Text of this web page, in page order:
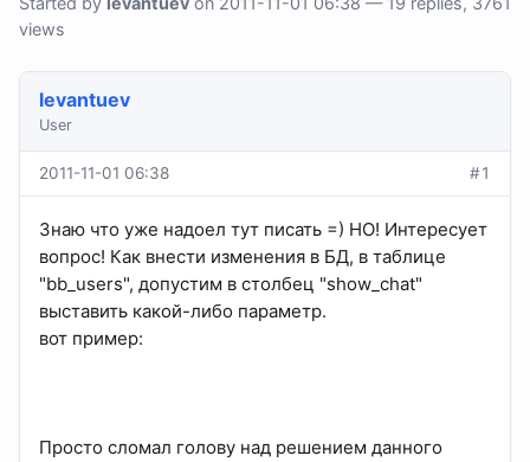
views
levantuev
User
2011-11-01 06:38 #1
Знаю что уже надоел тут писать =) НО! Интересует
вопрос! Как внести изменения в БД, в таблице
"bb_users", допустим в столбец "show_chat"
выставить какой-либо параметр.
вот пример:
Просто сломал голову над решением данного